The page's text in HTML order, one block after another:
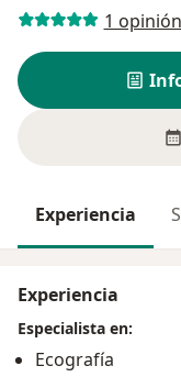
1 opinión
Experiencia
Experiencia
Especialista en:
Ecografía